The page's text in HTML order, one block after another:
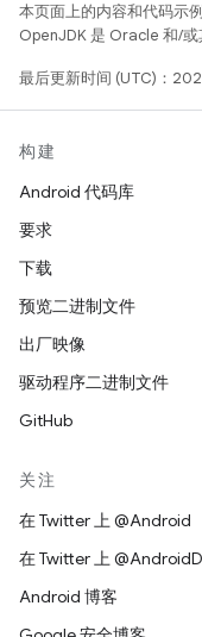
本页面上的内容和代码示
OpenJDK 是 Oracle 和/或
最后更新时间 (UTC)：
构建
Android 代码库
要求
下载
预览二进制文件
出厂映像
驱动程序二进制文件
GitHub
关注
在 Twitter 上 @Android
在 Twitter 上
Android 博客